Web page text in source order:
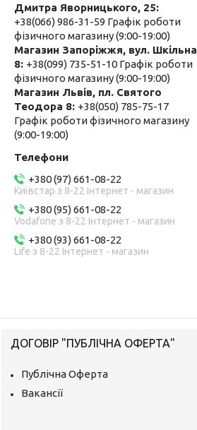
Дмитра Яворницького, 25
+38(066) 986-31-59 Графік роботи
фізичного магазину (9:00-19:00)
Магазин Запоріжжя, вул. Шкільна
8 +38(099) 735-51-10 Графік роботи
фізичного магазину (9:00-19:00)
Магазин Львів, пл. Святого
Теодора 8 +38(050) 785-75-17
Графік роботи фізичного магазину
(9:00-19:00)
+380 (97) 661-08-22
Київстар з 8-22 Інтернет - магазин
+380 (95) 661-08-22
Vodafone з 8-22 Інтернет - магазин
+380 (93) 661-08-22
Life з 8-22 Інтернет - магазин
ДОГОВІР "ПУБЛІЧНА ОФЕРТА"
Публічна Оферта
Вакансії